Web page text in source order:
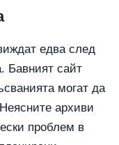
едва след
Бавният сайт
могат да
архиви
проблем в